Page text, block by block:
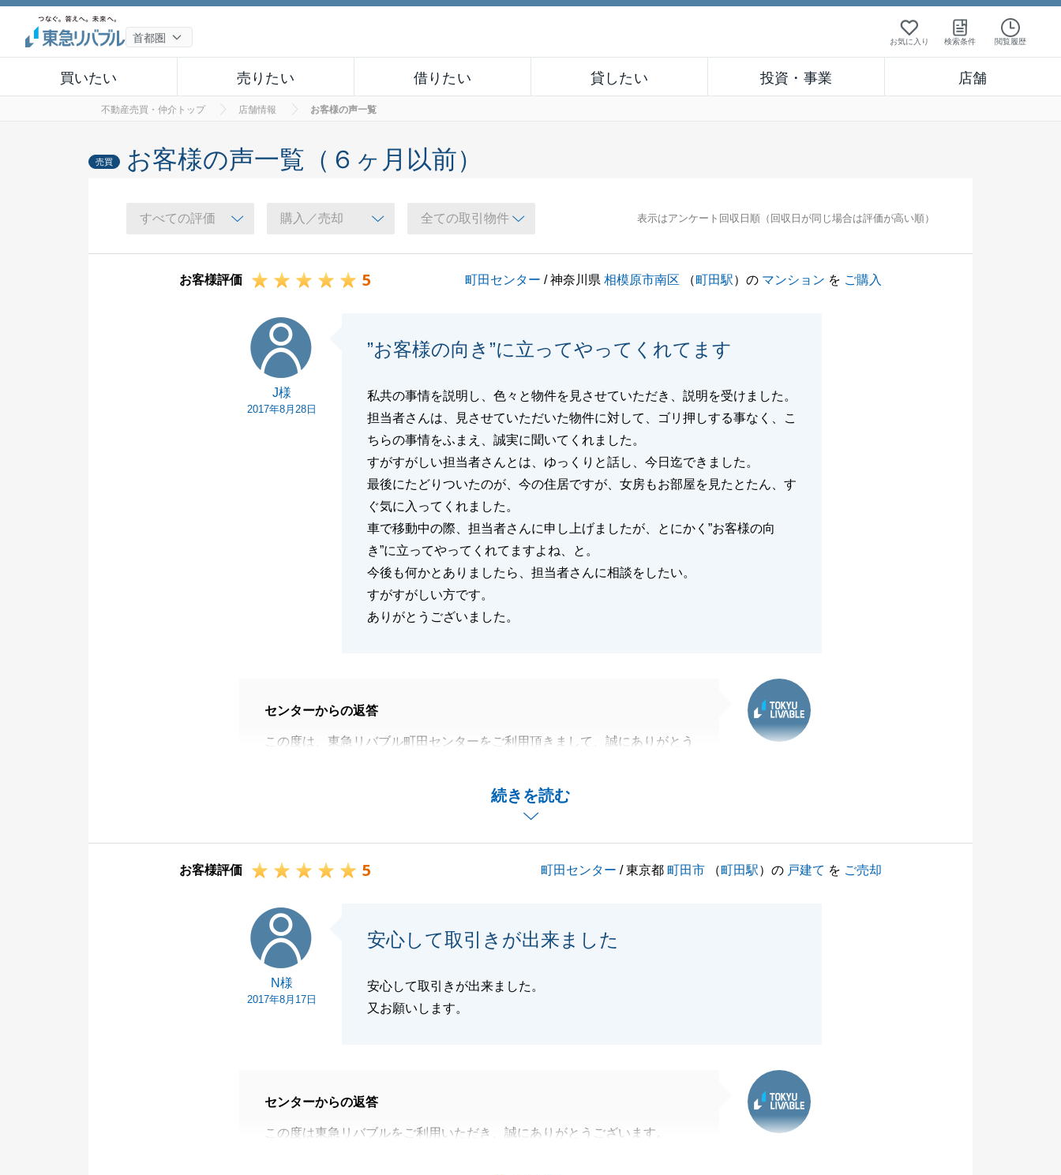
お気に入り 検索条件 閲覧履歴
買いたい 売りたい 借りたい 貸したい 投資・事業 店舗
不動産売買・仲介トップ 店舗情報 お客様の声一覧
売買 お客様の声一覧（６ヶ月以前）
表示はアンケート回収日順（回収日が同じ場合は評価が高い順）
お客様評価 5 町田センター / 神奈川県相模原市南区 （町田駅）の マンション を ご購入
J様
2017年8月28日
”お客様の向き”に立ってやってくれてます
私共の事情を説明し、色々と物件を見させていただき、説明を受けました。
担当者さんは、見させていただいた物件に対して、ゴリ押しする事なく、こ
ちらの事情をふまえ、誠実に聞いてくれました。
すがすがしい担当者さんとは、ゆっくりと話し、今日迄できました。
最後にたどりついたのが、今の住居ですが、女房もお部屋を見たとたん、す
ぐ気に入ってくれました。
車で移動中の際、担当者さんに申し上げましたが、とにかく”お客様の向
き”に立ってやってくれてますよね、と。
今後も何かとありましたら、担当者さんに相談をしたい。
すがすがしい方です。
ありがとうございました。
続きを読む
センターからの返答
この度は、東急リバブル町田センターをご利用頂きまして、誠にありがとう
お褒めのお言葉をいただき、大変光栄に思います。
初めてお会いした際に、お住み替え先を探されている動機を伺い、J様のご
今後とも良きお付合いができればと考えておりますので、何かございました
引き続き今後とも宜しくお願い致します。
お客様評価 5 町田センター / 東京都町田市 （町田駅）の 戸建て を ご売却
N様
2017年8月17日
安心して取引きが出来ました
安心して取引きが出来ました。
又お願いします。
センターからの返答
この度は東急リバブルをご利用いただき、誠にありがとうございます。